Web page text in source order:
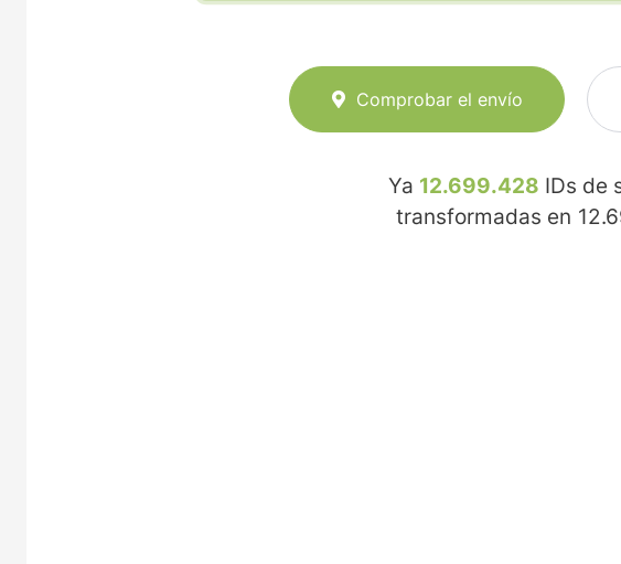
Comprobar el envío
Ya 12.699.428 IDs de
transformadas en